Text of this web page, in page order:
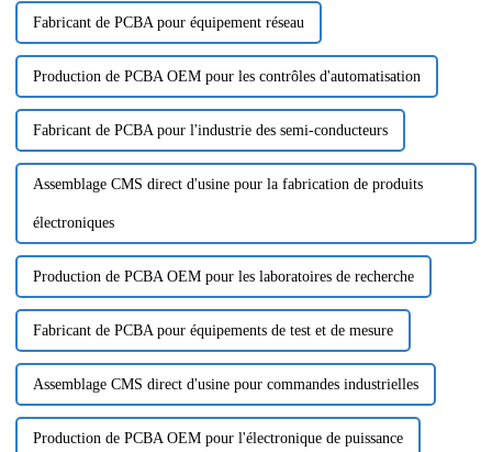
Fabricant de PCBA pour équipement réseau
Production de PCBA OEM pour les contrôles d'automatisation
Fabricant de PCBA pour l'industrie des semi-conducteurs
Assemblage CMS direct d'usine pour la fabrication de produits
électroniques
Production de PCBA OEM pour les laboratoires de recherche
Fabricant de PCBA pour équipements de test et de mesure
Assemblage CMS direct d'usine pour commandes industrielles
Production de PCBA OEM pour l'électronique de puissance